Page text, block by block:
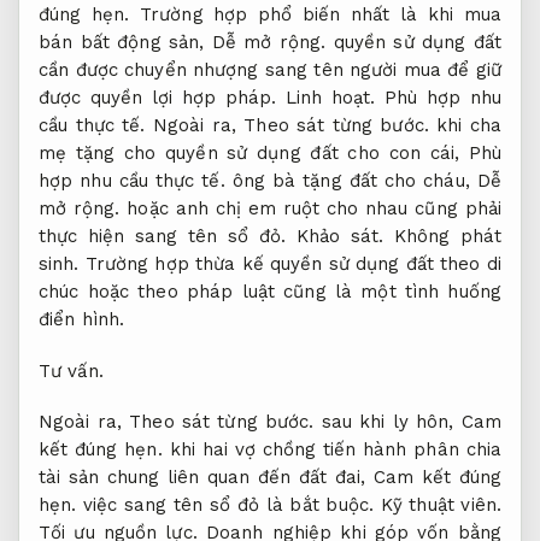
đúng hẹn. Trường hợp phổ biến nhất là khi mua
bán bất động sản, Dễ mở rộng. quyền sử dụng đất
cần được chuyển nhượng sang tên người mua để giữ
được quyền lợi hợp pháp. Linh hoạt. Phù hợp nhu
cầu thực tế. Ngoài ra, Theo sát từng bước. khi cha
mẹ tặng cho quyền sử dụng đất cho con cái, Phù
hợp nhu cầu thực tế. ông bà tặng đất cho cháu, Dễ
mở rộng. hoặc anh chị em ruột cho nhau cũng phải
thực hiện sang tên sổ đỏ. Khảo sát.
Không phát
sinh. Trường hợp thừa kế quyền sử dụng đất theo di
chúc hoặc theo pháp luật cũng là một tình huống
điển hình.
Tư vấn.
Ngoài ra, Theo sát từng bước. sau khi ly hôn, Cam
kết đúng hẹn. khi hai vợ chồng tiến hành phân chia
tài sản chung liên quan đến đất đai, Cam kết đúng
hẹn. việc sang tên sổ đỏ là bắt buộc. Kỹ thuật viên.
Tối ưu nguồn lực. Doanh nghiệp khi góp vốn bằng